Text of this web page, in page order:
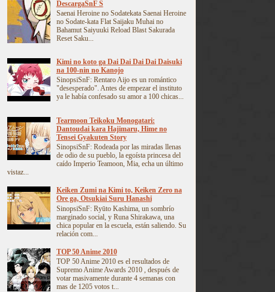
DescargaSnF S
Saenai Heroine no Sodatekata Saenai Heroine
no Sodate-kata Flat Saijaku Muhai no
Bahamut Saiyuuki Reload Blast Sakurada
Reset Saku...
Kimi no koto ga Dai Dai Dai Dai Daisuki
na 100-nin no Kanojo
SinopsiSnF: Rentaro Aijo es un romántico
"desesperado". Antes de empezar el instituto
ya le había confesado su amor a 100 chicas...
Tearmoon Teikoku Monogatari:
Dantoudai kara Hajimaru, Hime no
Tensei Gyakuten Story
SinopsiSnF: Rodeada por las miradas llenas
de odio de su pueblo, la egoísta princesa del
caído Imperio Teamoon, Mia, echa un último
vistaz...
Keiken Zumi na Kimi to, Keiken Zero na
Ore ga, Otsukiai Suru Hanashi
SinopsiSnF: Ryūto Kashima, un sombrío
marginado social, y Runa Shirakawa, una
chica popular en la escuela, están saliendo. Su
relación com...
TOP 50 Anime 2010
TOP 50 Anime 2010 es el resultados de
Supremo Anime Awards 2010 , después de
votar masivamente durante 4 semanas con
mas de 1205 votos t...